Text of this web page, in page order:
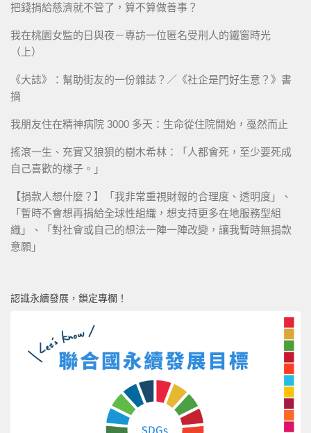
把錢捐給慈濟就不管了，算不算做善事？
我在桃園女監的日與夜－專訪一位匿名受刑人的鐵窗時光
（上）
《大誌》：幫助街友的一份雜誌？／《社企是門好生意？》書
摘
我朋友住在精神病院 3000 多天：生命從住院開始，戞然而止
搖滾一生、充實又狼狽的樹木希林：「人都會死，至少要死成
自己喜歡的樣子。」
【捐款人想什麼？】「我非常重視財報的合理度、透明度」、
「暫時不會想再捐給全球性組織，想支持更多在地服務型組
織」、「對社會或自己的想法一陣一陣改變，讓我暫時無捐款
意願」
認識永續發展，鎖定專欄！